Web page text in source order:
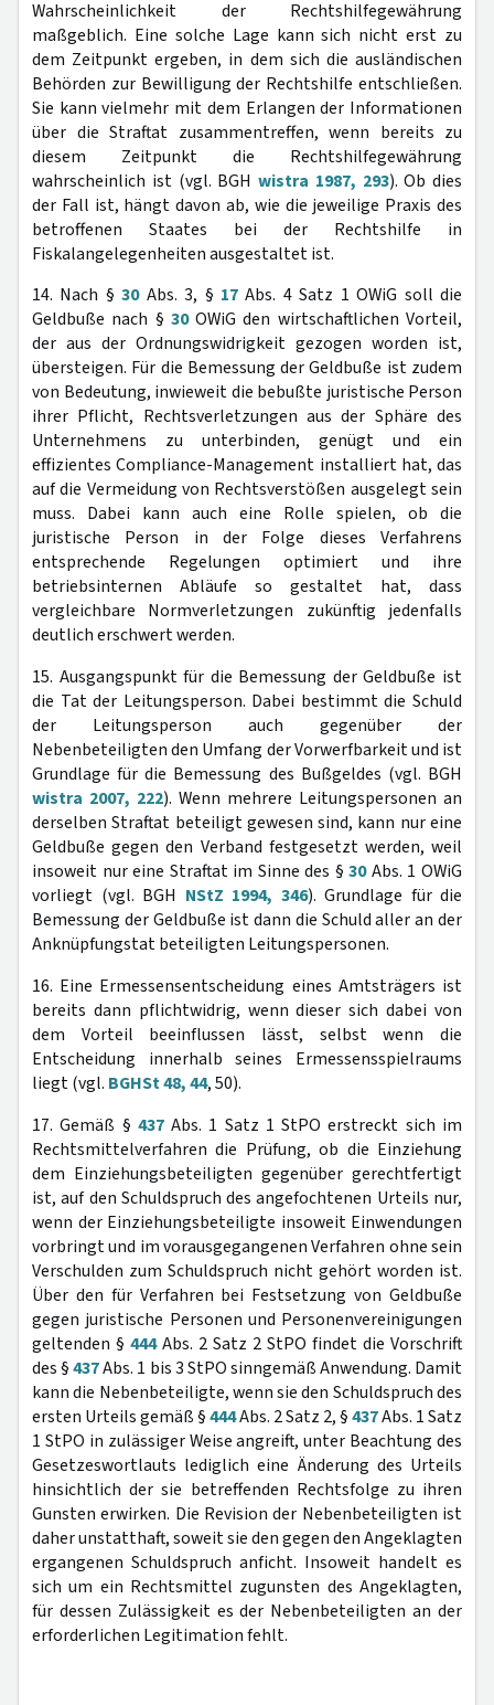
Wahrscheinlichkeit der Rechtshilfegewährung
maßgeblich. Eine solche Lage kann sich nicht erst zu
dem Zeitpunkt ergeben, in dem sich die ausländischen
Behörden zur Bewilligung der Rechtshilfe entschließen.
Sie kann vielmehr mit dem Erlangen der Informationen
über die Straftat zusammentreffen, wenn bereits zu
diesem Zeitpunkt die Rechtshilfegewährung
wahrscheinlich ist (vgl. BGH wistra 1987, 293). Ob dies
der Fall ist, hängt davon ab, wie die jeweilige Praxis des
betroffenen Staates bei der Rechtshilfe in
Fiskalangelegenheiten ausgestaltet ist.
14. Nach §30Abs. 3, § 17 Abs. 4 Satz 1 OWiG soll die
Geldbuße nach § 30OWiG den wirtschaftlichen Vorteil,
der aus der Ordnungswidrigkeit gezogen worden ist,
übersteigen. Für die Bemessung der Geldbuße ist zudem
von Bedeutung, inwieweit die bebußte juristische Person
ihrer Pflicht, Rechtsverletzungen aus der Sphäre des
Unternehmens zu unterbinden, genügt und ein
effizientes Compliance-Management installiert hat, das
auf die Vermeidung von Rechtsverstößen ausgelegt sein
muss. Dabei kann auch eine Rolle spielen, ob die
juristische Person in der Folge dieses Verfahrens
entsprechende Regelungen optimiert und ihre
betriebsinternen Abläufe so gestaltet hat, dass
vergleichbare Normverletzungen zukünftig jedenfalls
deutlich erschwert werden.
15. Ausgangspunkt für die Bemessung der Geldbuße ist
die Tat der Leitungsperson. Dabei bestimmt die Schuld
der Leitungsperson auch gegenüber der
Nebenbeteiligten den Umfang der Vorwerfbarkeit und ist
Grundlage für die Bemessung des Bußgeldes (vgl. BGH
wistra 2007, 222). Wenn mehrere Leitungspersonen an
derselben Straftat beteiligt gewesen sind, kann nur eine
Geldbuße gegen den Verband festgesetzt werden, weil
insoweit nur eine Straftat im Sinne des §30Abs. 1 OWiG
vorliegt (vgl. BGH NStZ 1994, 346). Grundlage für die
Bemessung der Geldbuße ist dann die Schuld aller an der
Anknüpfungstat beteiligten Leitungspersonen.
16. Eine Ermessensentscheidung eines Amtsträgers ist
bereits dann pflichtwidrig, wenn dieser sich dabei von
dem Vorteil beeinflussen lässt, selbst wenn die
Entscheidung innerhalb seines Ermessensspielraums
liegt (vgl. BGHSt 48, 44, 50).
17. Gemäß § 437Abs. 1 Satz 1 StPO erstreckt sich im
Rechtsmittelverfahren die Prüfung, ob die Einziehung
dem Einziehungsbeteiligten gegenüber gerechtfertigt
ist, auf den Schuldspruch des angefochtenen Urteils nur,
wenn der Einziehungsbeteiligte insoweit Einwendungen
vorbringt und im vorausgegangenen Verfahren ohne sein
Verschulden zum Schuldspruch nicht gehört worden ist.
Über den für Verfahren bei Festsetzung von Geldbuße
gegen juristische Personen und Personenvereinigungen
geltenden § 444Abs. 2 Satz 2 StPO findet die Vorschrift
des §437Abs. 1 bis 3 StPO sinngemäß Anwendung. Damit
kann die Nebenbeteiligte, wenn sie den Schuldspruch des
ersten Urteils gemäß §444Abs. 2 Satz 2, §437Abs. 1 Satz
1 StPO in zulässiger Weise angreift, unter Beachtung des
Gesetzeswortlauts lediglich eine Änderung des Urteils
hinsichtlich der sie betreffenden Rechtsfolge zu ihren
Gunsten erwirken. Die Revision der Nebenbeteiligten ist
daher unstatthaft, soweit sie den gegen den Angeklagten
ergangenen Schuldspruch anficht. Insoweit handelt es
sich um ein Rechtsmittel zugunsten des Angeklagten,
für dessen Zulässigkeit es der Nebenbeteiligten an der
erforderlichen Legitimation fehlt.